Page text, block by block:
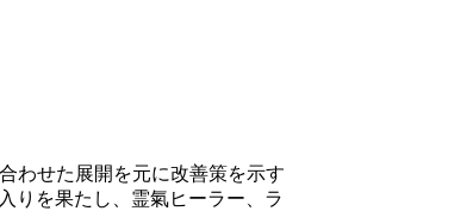
わせた展開を元に改善策を示す
りを果たし、霊氣ヒーラー、ラ